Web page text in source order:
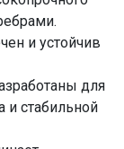
и устойчив
для
и стабильной